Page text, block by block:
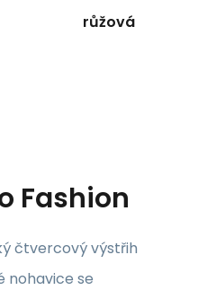
růžová
Fashion
čtvercový výstřih
nohavice se